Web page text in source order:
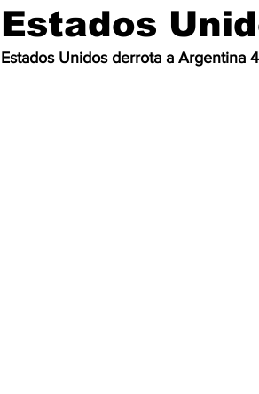
Estados
Estados Unidos derrota a Argentina